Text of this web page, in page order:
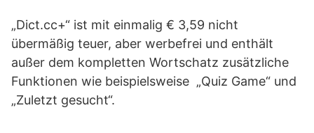
„Dict.cc+“ ist mit einmalig € 3,59 nicht
übermäßig teuer, aber werbefrei und enthält
außer dem kompletten Wortschatz zusätzliche
Funktionen wie beispielsweise „Quiz Game“ und
„Zuletzt gesucht“.